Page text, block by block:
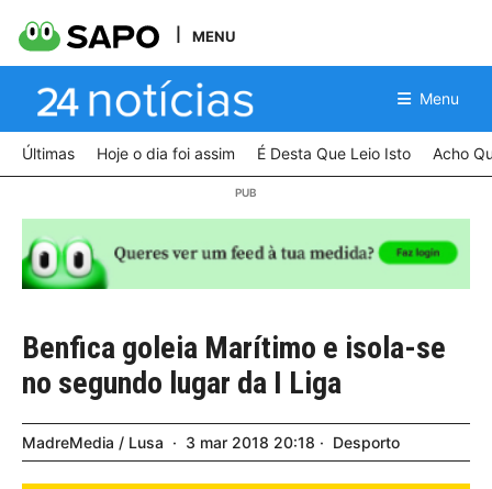
MENU
Menu
Últimas Hoje o dia foi assim É Desta Que Leio Isto Acho
Benfica goleia Marítimo e isola-se
no segundo lugar da I Liga
MadreMedia / Lusa 3 mar 2018 20:18 Desporto